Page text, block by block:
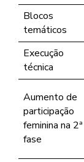
Blocos
temáticos
Execução
técnica
Aumento de
participação
feminina na 2ª
fase